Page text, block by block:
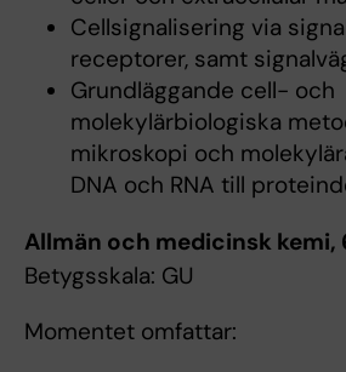
Cellsignalisering via
receptorer, samt
Grundläggande cell- och
molekylärbiologiska
mikroskopi och
DNA och RNA till
Allmän och medicinsk kemi,
Betygsskala: GU
Momentet omfattar: